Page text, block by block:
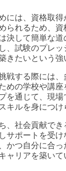
には、資格取
られるため、
決して簡単な
、試験のプレ
きたいという
戦する際には
めの学校や講
を通じて、現
キルを身につけ
、社会貢献で
サポートを受
かつ自分に合
ャリアを築いて